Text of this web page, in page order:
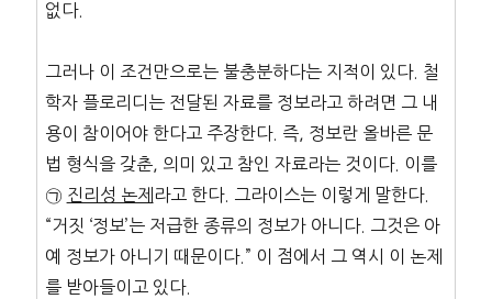
없다.
그러나 이 조건만으로는 불충분하다는 지적이 있다. 철
학자 플로리디는 전달된 자료를 정보라고 하려면 그 내
용이 참이어야 한다고 주장한다. 즉, 정보란 올바른 문
법 형식을 갖춘, 의미 있고 참인 자료라는 것이다. 이를
㉠ 진리성 논제 라고 한다. 그라이스는 이렇게 말한다.
“거짓 ‘정보’는 저급한 종류의 정보가 아니다. 그것은 아
예 정보가 아니기 때문이다.” 이 점에서 그 역시 이 논제
를 받아들이고 있다.